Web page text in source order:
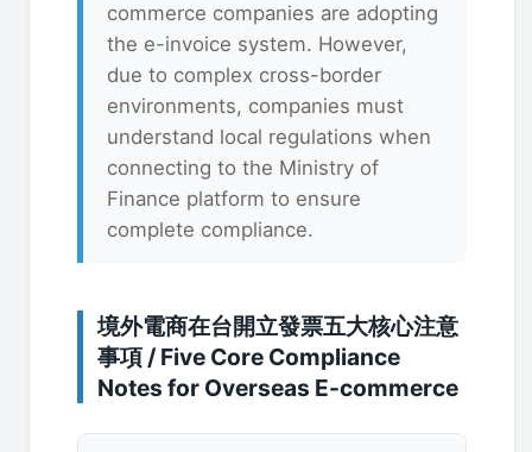
commerce companies are adopting
the e-invoice system. However,
due to complex cross-border
environments, companies must
understand local regulations when
connecting to the Ministry of
Finance platform to ensure
complete compliance.
境外電商在台開立發票五大核心注意
事項 / Five Core Compliance
Notes for Overseas E-commerce